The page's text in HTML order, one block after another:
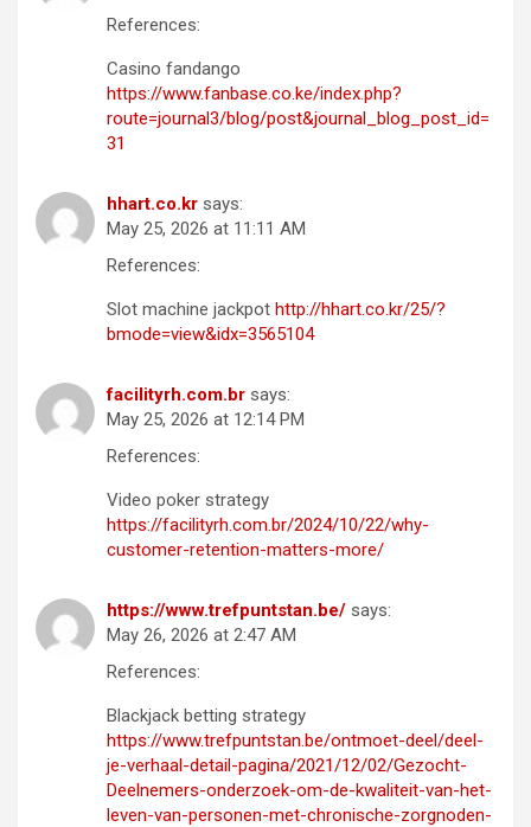
References:
Casino fandango
https://www.fanbase.co.ke/index.php?
route=journal3/blog/post&journal_blog_post_id=
31
hhart.co.kr says:
May 25, 2026 at 11:11 AM
References:
Slot machine jackpot http://hhart.co.kr/25/?
bmode=view&idx=3565104
facilityrh.com.br says:
May 25, 2026 at 12:14 PM
References:
Video poker strategy
https://facilityrh.com.br/2024/10/22/why-
customer-retention-matters-more/
https://www.trefpuntstan.be/ says:
May 26, 2026 at 2:47 AM
References:
Blackjack betting strategy
https://www.trefpuntstan.be/ontmoet-deel/deel-
je-verhaal-detail-pagina/2021/12/02/Gezocht-
Deelnemers-onderzoek-om-de-kwaliteit-van-het-
leven-van-personen-met-chronische-zorgnoden-